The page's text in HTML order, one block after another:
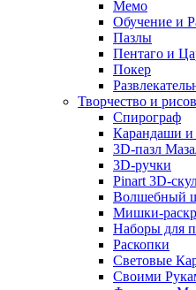
Мемо
Обучение и
Пазлы
Пентаго и
Покер
Творчество и
Спирограф
Карандаши и
3D-пазл
3D-ручки
Pinart 3D-
Волшебный
Мишки-
Наборы для
Раскопки
Световые
Своими